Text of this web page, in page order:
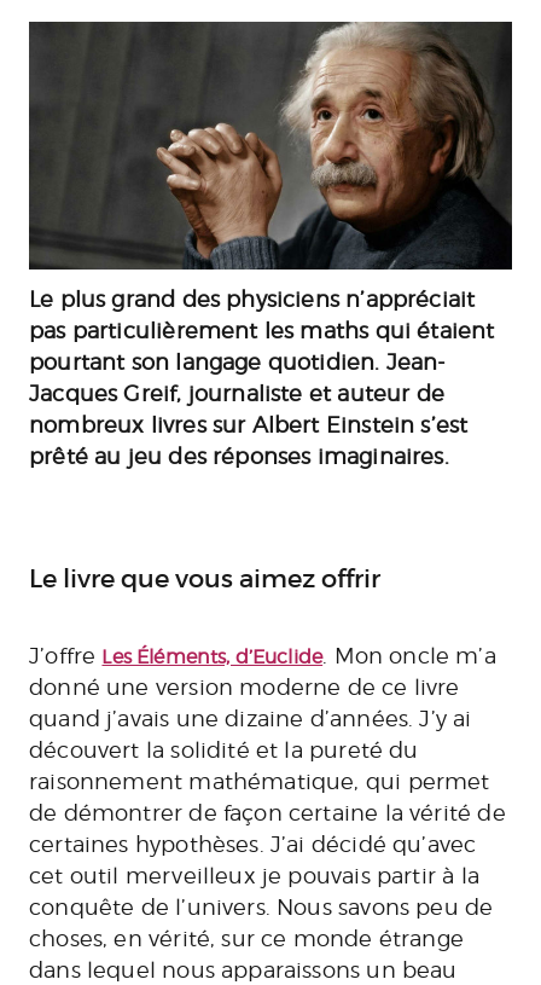
Le plus grand des physiciens n’appréciait
pas particulièrement les maths qui étaient
pourtant son langage quotidien. Jean-
Jacques Greif, journaliste et auteur de
nombreux livres sur Albert Einstein s’est
prêté au jeu des réponses imaginaires.
Le livre que vous aimez offrir
J’offre Les Éléments, d’Euclide. Mon oncle m’a
donné une version moderne de ce livre
quand j’avais une dizaine d’années. J’y ai
découvert la solidité et la pureté du
raisonnement mathématique, qui permet
de démontrer de façon certaine la vérité de
certaines hypothèses. J’ai décidé qu’avec
cet outil merveilleux je pouvais partir à la
conquête de l’univers. Nous savons peu de
choses, en vérité, sur ce monde étrange
dans lequel nous apparaissons un beau